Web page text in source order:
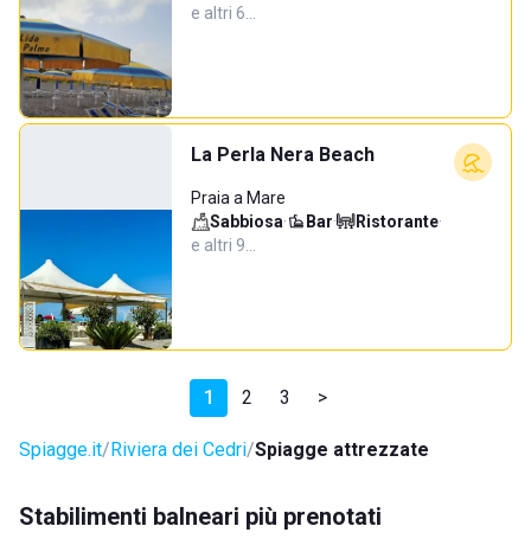
e altri 6…
La Perla Nera Beach
Praia a Mare
Sabbiosa· Bar· Ristorante·
e altri 9…
1 2 3 >
Spiagge.it Riviera dei Cedri Spiagge attrezzate
Stabilimenti balneari più prenotati